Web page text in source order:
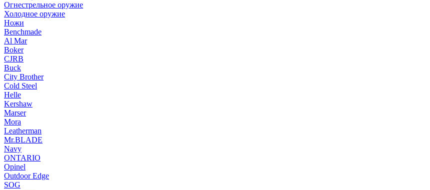
Огнестрельное оружие
Холодное оружие
Ножи
Benchmade
Al Mar
Boker
CJRB
Buck
City Brother
Cold Steel
Helle
Kershaw
Marser
Mora
Leatherman
Mr.BLADE
Navy
ONTARIO
Opinel
Outdoor Edge
SOG